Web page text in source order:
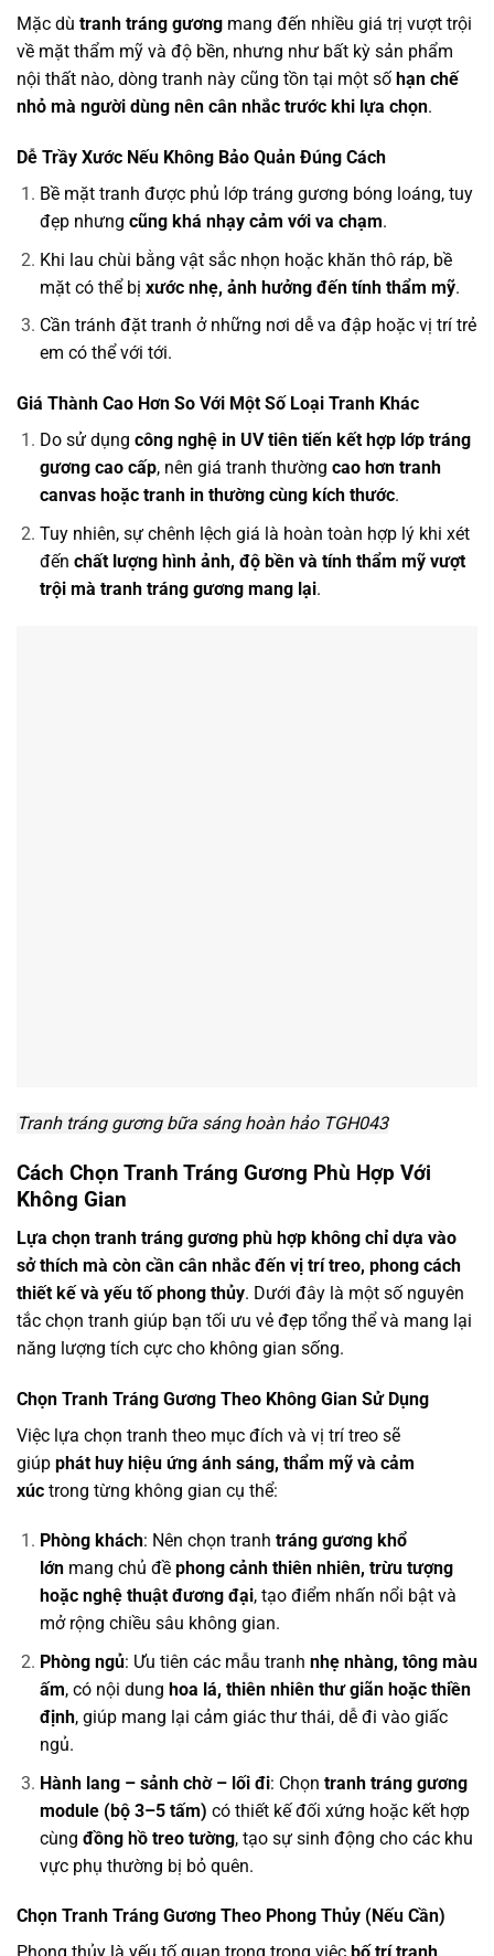
Mặc dù tranh tráng gương mang đến nhiều giá trị vượt trội
về mặt thẩm mỹ và độ bền, nhưng như bất kỳ sản phẩm
nội thất nào, dòng tranh này cũng tồn tại một số hạn chế
nhỏ mà người dùng nên cân nhắc trước khi lựa chọn.
Dễ Trầy Xước Nếu Không Bảo Quản Đúng Cách
Bề mặt tranh được phủ lớp tráng gương bóng loáng, tuy
đẹp nhưng cũng khá nhạy cảm với va chạm.
Khi lau chùi bằng vật sắc nhọn hoặc khăn thô ráp, bề
mặt có thể bị xước nhẹ, ảnh hưởng đến tính thẩm mỹ.
Cần tránh đặt tranh ở những nơi dễ va đập hoặc vị trí trẻ
em có thể với tới.
Giá Thành Cao Hơn So Với Một Số Loại Tranh Khác
Do sử dụng công nghệ in UV tiên tiến kết hợp lớp tráng
gương cao cấp, nên giá tranh thường cao hơn tranh
canvas hoặc tranh in thường cùng kích thước.
Tuy nhiên, sự chênh lệch giá là hoàn toàn hợp lý khi xét
đến chất lượng hình ảnh, độ bền và tính thẩm mỹ vượt
trội mà tranh tráng gương mang lại.
Tranh tráng gương bữa sáng hoàn hảo TGH043
Cách Chọn Tranh Tráng Gương Phù Hợp Với
Không Gian
Lựa chọn tranh tráng gương phù hợp không chỉ dựa vào
sở thích mà còn cần cân nhắc đến vị trí treo, phong cách
thiết kế và yếu tố phong thủy. Dưới đây là một số nguyên
tắc chọn tranh giúp bạn tối ưu vẻ đẹp tổng thể và mang lại
năng lượng tích cực cho không gian sống.
Chọn Tranh Tráng Gương Theo Không Gian Sử Dụng
Việc lựa chọn tranh theo mục đích và vị trí treo sẽ
giúp phát huy hiệu ứng ánh sáng, thẩm mỹ và cảm
xúc trong từng không gian cụ thể:
Phòng khách: Nên chọn tranh tráng gương khổ
lớnmang chủ đề phong cảnh thiên nhiên, trừu tượng
hoặc nghệ thuật đương đại, tạo điểm nhấn nổi bật và
mở rộng chiều sâu không gian.
Phòng ngủ: Ưu tiên các mẫu tranh nhẹ nhàng, tông màu
ấm, có nội dung hoa lá, thiên nhiên thư giãn hoặc thiền
định, giúp mang lại cảm giác thư thái, dễ đi vào giấc
ngủ.
Hành lang – sảnh chờ – lối đi: Chọn tranh tráng gương
module (bộ 3–5 tấm) có thiết kế đối xứng hoặc kết hợp
cùng đồng hồ treo tường, tạo sự sinh động cho các khu
vực phụ thường bị bỏ quên.
Chọn Tranh Tráng Gương Theo Phong Thủy (Nếu Cần)